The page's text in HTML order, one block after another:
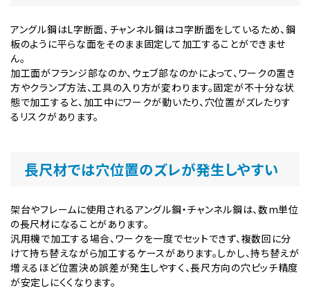
アングル鋼はL字断面、チャンネル鋼はコ字断面をしているため、鋼
板のように平らな面をそのまま固定して加工することができませ
ん。
加工面がフランジ部なのか、ウェブ部なのかによって、ワークの置き
方やクランプ方法、工具の入り方が変わります。固定が不十分な状
態で加工すると、加工中にワークが動いたり、穴位置がズレたりす
るリスクがあります。
長尺材では穴位置のズレが発生しやすい
架台やフレームに使用されるアングル鋼・チャンネル鋼は、数m単位
の長尺材になることがあります。
汎用機で加工する場合、ワークを一度でセットできず、複数回に分
けて持ち替えながら加工するケースがあります。しかし、持ち替えが
増えるほど位置決め誤差が発生しやすく、長尺方向の穴ピッチ精度
が安定しにくくなります。